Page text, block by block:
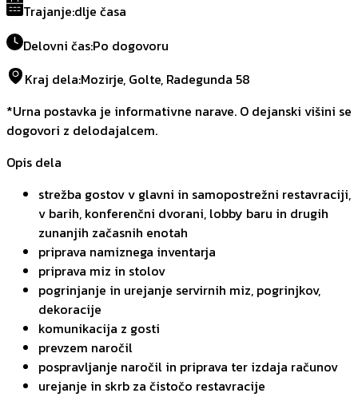
Trajanje:dlje časa
Delovni čas:Po dogovoru
Kraj dela:Mozirje, Golte, Radegunda 58
*Urna postavka je informativne narave. O dejanski višini se
dogovori z delodajalcem.
Opis dela
strežba gostov v glavni in samopostrežni restavraciji,
v barih, konferenčni dvorani, lobby baru in drugih
zunanjih začasnih enotah
priprava namiznega inventarja
priprava miz in stolov
pogrinjanje in urejanje servirnih miz, pogrinjkov,
dekoracije
komunikacija z gosti
prevzem naročil
pospravljanje naročil in priprava ter izdaja računov
urejanje in skrb za čistočo restavracije